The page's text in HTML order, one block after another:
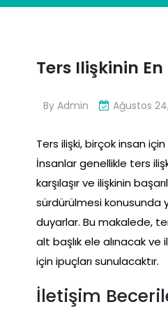
Ters Ilişkinin
By Admin Ağustos
Ters ilişki, birçok insan
İnsanlar genellikle ters
karşılaşır ve ilişkinin
sürdürülmesi konusunda
duyarlar. Bu makalede,
alt başlık ele alınacak ve
için ipuçları sunulacaktır.
İletişim